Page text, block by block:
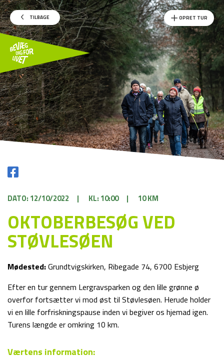
TILBAGE OPRET TUR
DATO: 12/10/2022 | KL: 10:00 | 10 KM
OKTOBERBESØG VED
STØVLESØEN
Mødested:Grundtvigskirken, Ribegade 74, 6700 Esbjerg
Efter en tur gennem Lergravsparken og den lille grønne ø
overfor fortsætter vi mod øst til Støvlesøen. Herude holder
vi en lille forfriskningspause inden vi begiver os hjemad igen.
Turens længde er omkring 10 km.
Værtens information: